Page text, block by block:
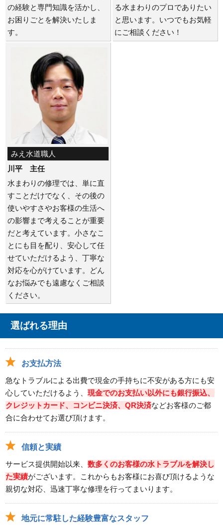
の経験と専門知識を活かし、
お困りごとを解決いたしま
す。
る水まわりのプロでありたい
と思います。いつでもお気軽
にご相談ください！
みえ水道職人
川平 主任
水まわりの修理では、単に直
すことだけでなく、その後の
使いやすさやお客様の生活へ
の影響まで考えることが重要
だと考えています。小さなこ
とにも目を配り、安心して任
せていただけるよう、丁寧な
対応を心がけています。どん
なお悩みでも遠慮なくご相談
ください。
選ばれる理由
お支払方法
急なトラブルによる出費で現金の手持ちに不安がある方にも安
心していただけるよう、現金でのお支払い以外にも銀行振込、
クレジットカード、コンビニ決済、QR決済などお客様のご都
合に合わせてお選び頂けます。
信頼と実績
サービス提供開始以来、数多くのお客様の水トラブルを解決し
た実績がございます。これからもお客様にお喜び頂けるような
親切な対応、迅速丁寧な修理を行ってまいります。
地元に常駐した経験豊富なスタッフ